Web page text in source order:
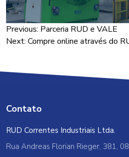
Navegação
de
Post
Previous: Parceria RUD e VALE
Next: Compre online através do
Contato
RUD Correntes Industriais Ltda.
Rua Andreas Florian Rieger, 381,